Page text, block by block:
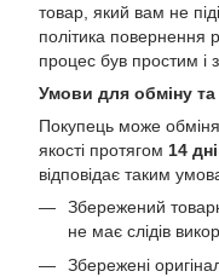
товар, який вам не
політика повернення
процес був простим і
Умови для обміну
Покупець може
якості протягом 14
відповідає таким
Збережений
не має слідів
Збережені